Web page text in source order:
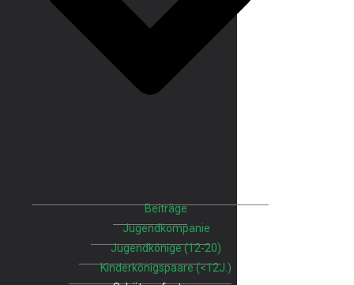
Beiträge
Jugendkompanie
Jugendkönige (12-20)
Kinderkönigspaare (<12J.)